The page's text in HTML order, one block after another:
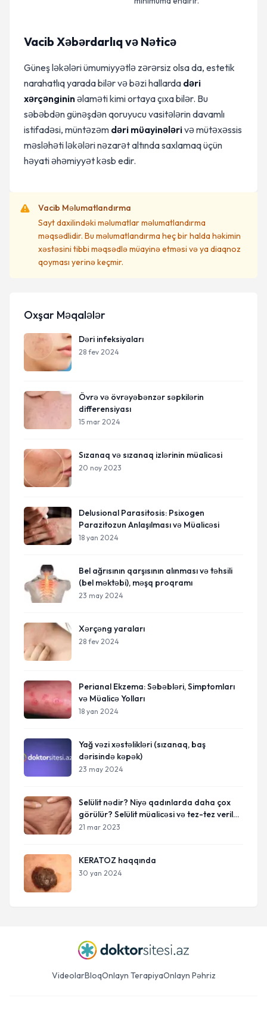
Vacib Xəbərdarlıq və Nəticə
Güneş ləkələri ümumiyyətlə zərərsiz olsa da, estetik
narahatlıq yarada bilər və bəzi hallarda dəri
xərçəngininəlaməti kimi ortaya çıxa bilər. Bu
səbəbdən günəşdən qoruyucu vasitələrin davamlı
istifadəsi, müntəzəm dəri müayinələrivə mütəxəssis
məsləhəti ləkələri nəzarət altında saxlamaq üçün
həyati əhəmiyyət kəsb edir.
Vacib Məlumatlandırma
Sayt daxilindəki məlumatlar məlumatlandırma
məqsədlidir. Bu məlumatlandırma heç bir halda həkimin
xəstəsini tibbi məqsədlə müayinə etməsi və ya diaqnoz
qoyması yerinə keçmir.
Oxşar Məqalələr
Dəri infeksiyaları
28 fev 2024
Övrə və övrəyəbənzər səpkilərin
differensiyası
15 mar 2024
Sızanaq və sızanaq izlərinin müalicəsi
20 noy 2023
Delusional Parasitosis: Psixogen
Parazitozun Anlaşılması və Müalicəsi
18 yan 2024
Bel ağrısının qarşısının alınması və təhsili
(bel məktəbi), məşq proqramı
23 may 2024
Xərçəng yaraları
28 fev 2024
Perianal Ekzema: Səbəbləri, Simptomları
və Müalicə Yolları
18 yan 2024
Yağ vəzi xəstəlikləri (sızanaq, baş
dərisində kəpək)
23 may 2024
Selülit nədir? Niyə qadınlarda daha çox
görülür? Selülit müalicəsi və tez-tez verilən
suallar
21 mar 2023
KERATOZ haqqında
30 yan 2024
VideolarBloqOnlayn TerapiyaOnlayn Pəhriz